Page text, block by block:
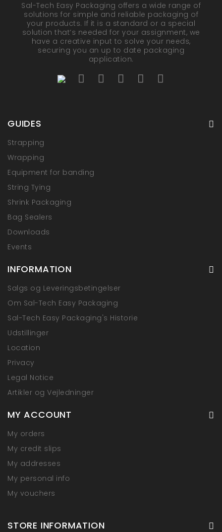
Sal-Tech Easy Packaging offers a wide range of
solutions for simple and reliable packaging of
your products. If it is a standard or a special
solution that’s needed for your assignment, we
have a creative input to solve your needs,
securing you an up to date packaging
application.
GUIDES
Strapping
Wrapping
Equipment for banding
String Tying
Shrink Packaging
Bag Sealers
Downloads
Events
INFORMATION
Salgs og Leveringsbetingelser
Om Sal-Tech Easy Packaging
Sal-Tech Easy Packaging's Historie
Udstillinger
Location
Privacy
Legal Notice
Artikler og Vejledninger
MY ACCOUNT
My orders
My credit slips
My addresses
My personal info
My vouchers
STORE INFORMATION